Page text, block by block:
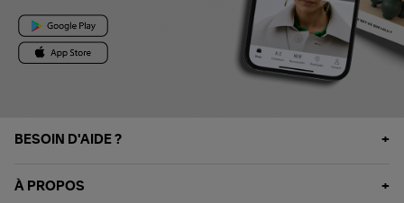
BESOIN D'AIDE ?
À PROPOS